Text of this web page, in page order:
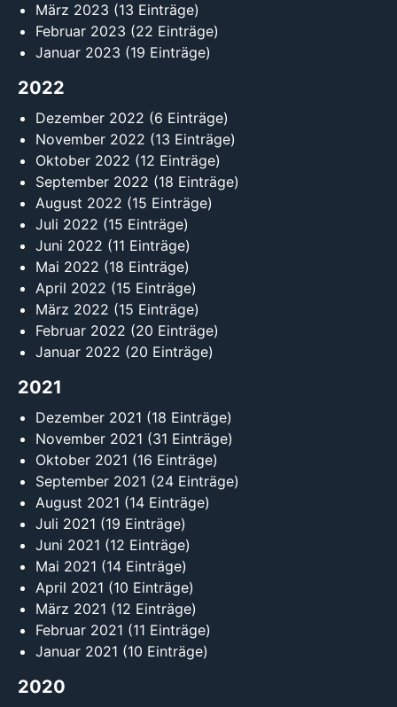
März 2023 (13 Einträge)
Februar 2023 (22 Einträge)
Januar 2023 (19 Einträge)
2022
Dezember 2022 (6 Einträge)
November 2022 (13 Einträge)
Oktober 2022 (12 Einträge)
September 2022 (18 Einträge)
August 2022 (15 Einträge)
Juli 2022 (15 Einträge)
Juni 2022 (11 Einträge)
Mai 2022 (18 Einträge)
April 2022 (15 Einträge)
März 2022 (15 Einträge)
Februar 2022 (20 Einträge)
Januar 2022 (20 Einträge)
2021
Dezember 2021 (18 Einträge)
November 2021 (31 Einträge)
Oktober 2021 (16 Einträge)
September 2021 (24 Einträge)
August 2021 (14 Einträge)
Juli 2021 (19 Einträge)
Juni 2021 (12 Einträge)
Mai 2021 (14 Einträge)
April 2021 (10 Einträge)
März 2021 (12 Einträge)
Februar 2021 (11 Einträge)
Januar 2021 (10 Einträge)
2020